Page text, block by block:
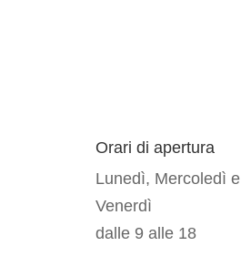
Orari di apertura
Lunedì, Mercoledì e
Venerdì
dalle 9 alle 18